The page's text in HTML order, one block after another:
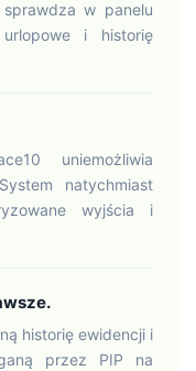
w panelu
i historię
uniemożliwia
natychmiast
wyjścia i
historię ewidencji i
przez PIP na